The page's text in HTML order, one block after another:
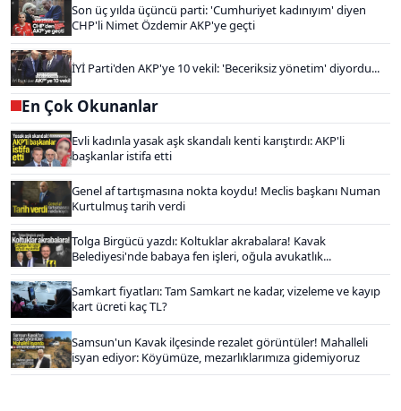
Son üç yılda üçüncü parti: 'Cumhuriyet kadınıyım' diyen
CHP'li Nimet Özdemir AKP'ye geçti
İYİ Parti'den AKP'ye 10 vekil: 'Beceriksiz yönetim' diyordu...
En Çok Okunanlar
Evli kadınla yasak aşk skandalı kenti karıştırdı: AKP'li
başkanlar istifa etti
Genel af tartışmasına nokta koydu! Meclis başkanı Numan
Kurtulmuş tarih verdi
Tolga Birgücü yazdı: Koltuklar akrabalara! Kavak
Belediyesi'nde babaya fen işleri, oğula avukatlık...
Samkart fiyatları: Tam Samkart ne kadar, vizeleme ve kayıp
kart ücreti kaç TL?
Samsun'un Kavak ilçesinde rezalet görüntüler! Mahalleli
isyan ediyor: Köyümüze, mezarlıklarımıza gidemiyoruz